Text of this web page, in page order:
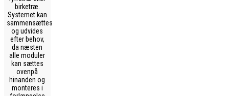
birketræ.
Systemet kan
sammensættes
og udvides
efter behov,
da næsten
alle moduler
kan sættes
ovenpå
hinanden og
monteres i